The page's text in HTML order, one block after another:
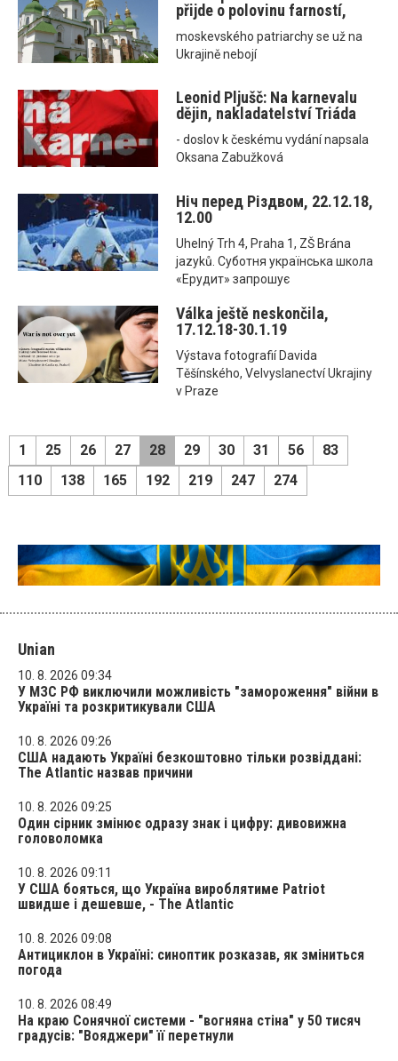
přijde o polovinu farností,
moskevského patriarchy se už na
Ukrajině nebojí
Leonid Pljušč: Na karnevalu
dějin, nakladatelství Triáda
- doslov k českému vydání napsala
Oksana Zabužková
Ніч перед Різдвом, 22.12.18,
12.00
Uhelný Trh 4, Praha 1, ZŠ Brána
jazyků. Суботня українська школа
«Ерудит» запрошує
Válka ještě neskončila,
17.12.18-30.1.19
Výstava fotografií Davida
Těšínského, Velvyslanectví Ukrajiny
v Praze
1 25 26 27 28 29 30 31 56
83
110
138 165 192 219 247 274
Unian
10. 8. 2026 09:34
У МЗС РФ виключили можливість "замороження" війни в
Україні та розкритикували США
10. 8. 2026 09:26
США надають Україні безкоштовно тільки розвіддані:
The Atlantic назвав причини
10. 8. 2026 09:25
Один сірник змінює одразу знак і цифру: дивовижна
головоломка
10. 8. 2026 09:11
У США бояться, що Україна вироблятиме Patriot
швидше і дешевше, - The Atlantic
10. 8. 2026 09:08
Антициклон в Україні: синоптик розказав, як зміниться
погода
10. 8. 2026 08:49
На краю Сонячної системи - "вогняна стіна" у 50 тисяч
градусів: "Вояджери" її перетнули